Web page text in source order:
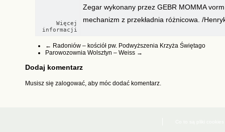
Więcej
informacji
Zegar wykonany przez GEBR MOMMA
mechanizm z przekładnia różnicowa. /
← Radoniów – kościół pw. Podwyższenia Krzyża Świętago
Parowozownia Wolsztyn – Weiss →
Dodaj komentarz
Musisz się zalogować, aby móc dodać komentarz.